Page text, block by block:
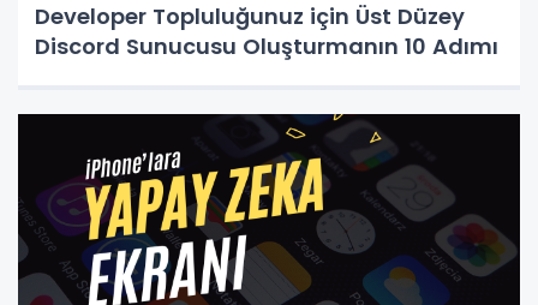
Developer Topluluğunuz için Üst Düzey
Discord Sunucusu Oluşturmanın 10 Adımı